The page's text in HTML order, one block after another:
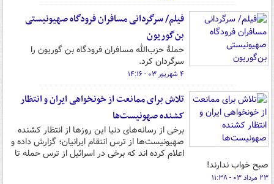
فیلم/ سرگردانی مسافران فرودگاه صهیونیستی
بن‌گوریون
حملۀ حزب‌الله مسافران فرودگاه بن گوریون را
سرگردان کرد.
۴ شهریور ۰۳ - ۱۴:۱۶
تلاش برای ممانعت از خونخواهی ایران و انتظار
کشنده صهونیست‌ها
برخی از رسانه‌های دنیا این روزها از انتظار کشنده
صهیونیست‌ها از ترس انتقام ایرانیان؛ گزارش داده و
اعلام کرده اند که برخی در اسرائیل از ترس حمله تا
صبح خواب ندارند!
۲۳ مرداد ۰۳ - ۱۱:۳۸